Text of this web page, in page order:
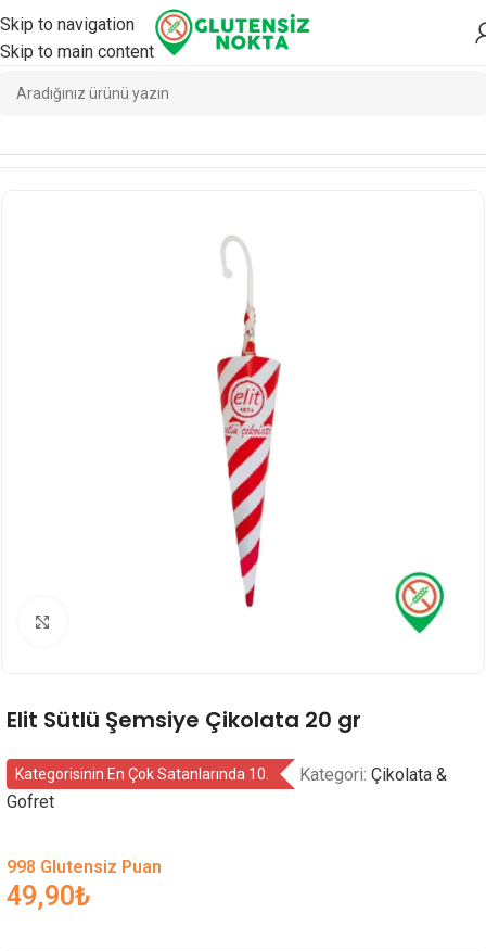
Skip to navigation
Skip to main content
Ana Sayfa Atıştırmalık
Elit Sütlü Şemsiye Çikolata 20 gr
Kategorisinin En Çok Satanlarında 10. Kategori: Çikolata &
Gofret
998 Glutensiz Puan
49,90₺